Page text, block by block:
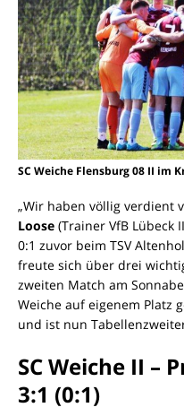
SC Weiche Flensburg 08 II im
„Wir haben völlig verdient
Loose (Trainer VfB Lübeck
0:1 zuvor beim TSV
freute sich über drei
zweiten Match am
Weiche auf eigenem Platz
und ist nun
SC Weiche II –
3:1 (0:1)